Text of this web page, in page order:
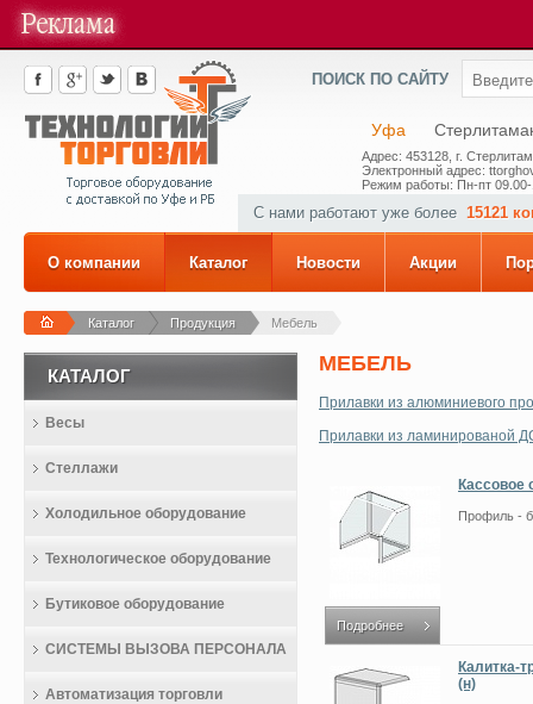
ПОИСК ПО САЙТУ
Уфа
Адрес: 453128, г.
Электронный адрес:
Режим работы: Пн-пт
С нами работают уже более 15121
О компании Каталог Новости Акции
Каталог Продукция Мебель
МЕБЕЛЬ
Прилавки из алюминиевого
Прилавки из ламинированой
Подробнее
Кассовое
Профиль -
Калитка-
(н)
КАТАЛОГ
Весы
Стеллажи
Холодильное оборудование
Технологическое оборудование
Бутиковое оборудование
СИСТЕМЫ ВЫЗОВА ПЕРСОНАЛА
Автоматизация торговли